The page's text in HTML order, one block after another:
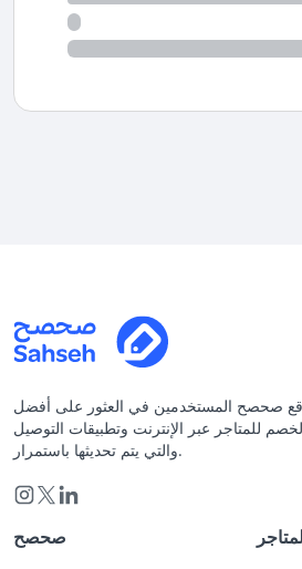
صحصح المستخدمين في العثور على أفضل
للمتاجر عبر الإنترنت وتطبيقات التوصيل
والتي يتم تحديثها باستمرار.
صحصح